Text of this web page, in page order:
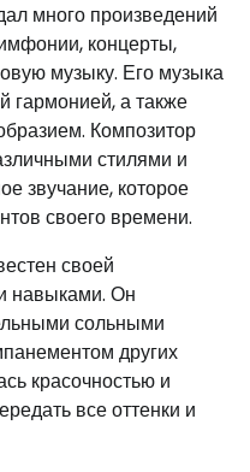
много произведений
концерты,
музыку. Его музыка
гармонией, а также
Композитор
стилями и
звучание, которое
своего времени.
своей
навыками. Он
сольными
других
красочностью и
все оттенки и